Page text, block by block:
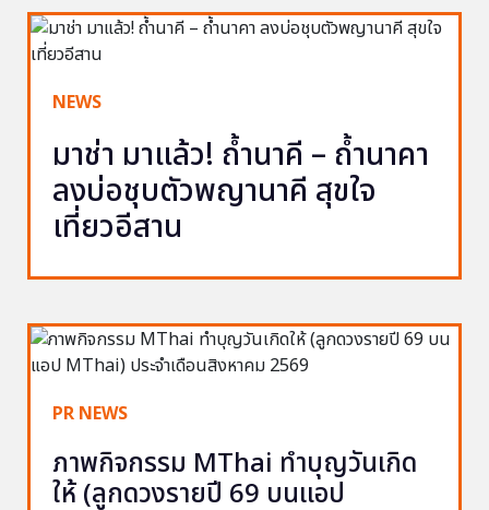
NEWS
มาช่า มาแล้ว! ถ้ำนาคี – ถ้ำนาคา
ลงบ่อชุบตัวพญานาคี สุขใจ
เที่ยวอีสาน
PR NEWS
ภาพกิจกรรม MThai ทำบุญวันเกิด
ให้ (ลูกดวงรายปี 69 บนแอป